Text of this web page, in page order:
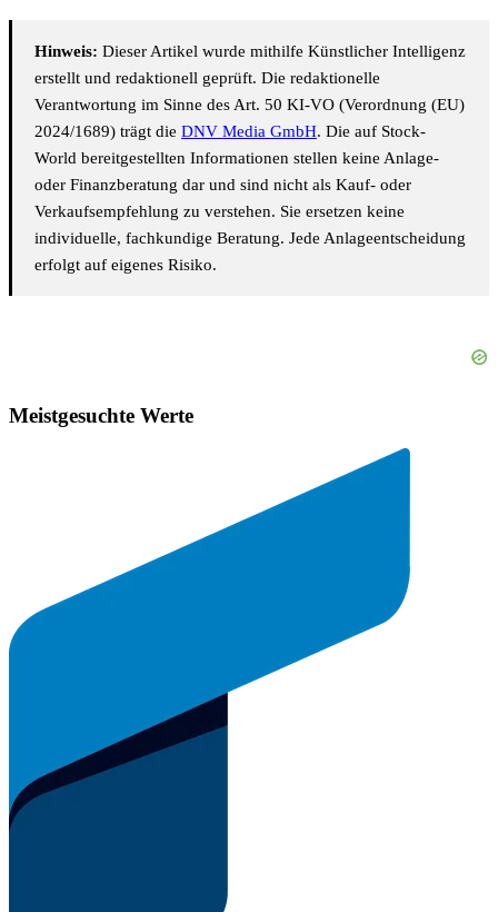
Hinweis: Dieser Artikel wurde mithilfe Künstlicher Intelligenz
erstellt und redaktionell geprüft. Die redaktionelle
Verantwortung im Sinne des Art. 50 KI-VO (Verordnung (EU)
2024/1689) trägt die DNV Media GmbH. Die auf Stock-
World bereitgestellten Informationen stellen keine Anlage-
oder Finanzberatung dar und sind nicht als Kauf- oder
Verkaufsempfehlung zu verstehen. Sie ersetzen keine
individuelle, fachkundige Beratung. Jede Anlageentscheidung
erfolgt auf eigenes Risiko.
Meistgesuchte Werte